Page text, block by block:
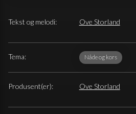
Tekst og melodi: Ove Storland
Tema: Nåde og kors
Produsent(er): Ove Storland